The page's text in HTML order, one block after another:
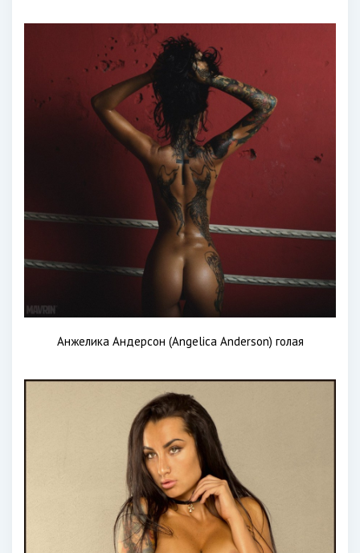
Анжелика Андерсон (Angelica Anderson) голая